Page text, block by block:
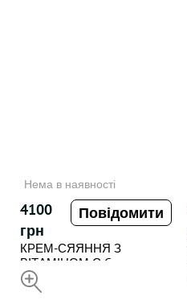
Нема в наявності
4100
грн
Повідомити
КРЕМ-СЯЯННЯ З
ВІТАМІНОМ С C-
ILLUMINATING 3D-
MOISTURIZER , 50 ml